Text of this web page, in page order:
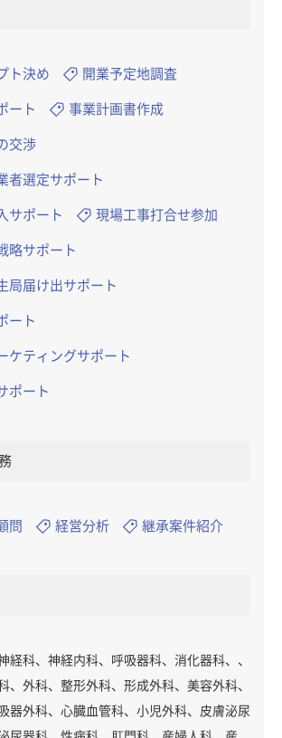
ト決め 開業予定地調査
ート 事業計画書作成
交渉
者選定サポート
サポート 現場工事打合せ参加
略サポート
局届け出サポート
ート
ケティングサポート
ポート
問 経営分析 継承案件紹介
経科、神経内科、呼吸器科、消化器科、、
、外科、整形外科、形成外科、美容外科、
器外科、心臓血管科、小児外科、皮膚泌尿